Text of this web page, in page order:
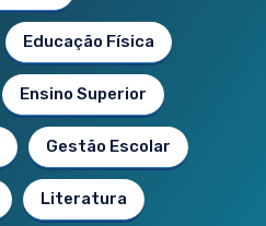
Educação Física
Ensino Superior
Gestão Escolar
Literatura